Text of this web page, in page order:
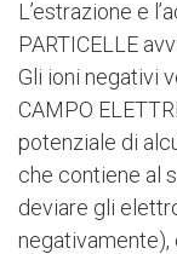
L’estrazione e
PARTICELLE
Gli ioni negativi
CAMPO
potenziale di
che contiene al
deviare gli